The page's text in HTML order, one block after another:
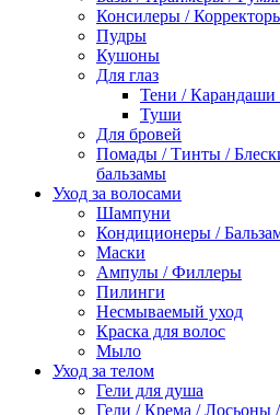
Консилеры /
Пудры
Кушоны
Для глаз
Тени / Карандаши
Туши
Для бровей
Помады / Тинты /
бальзамы
Уход за волосами
Шампуни
Кондиционеры /
Маски
Ампулы / Филлеры
Пилинги
Несмываемый уход
Краска для волос
Мыло
Уход за телом
Гели для душа
Гели / Крема / Лосьоны